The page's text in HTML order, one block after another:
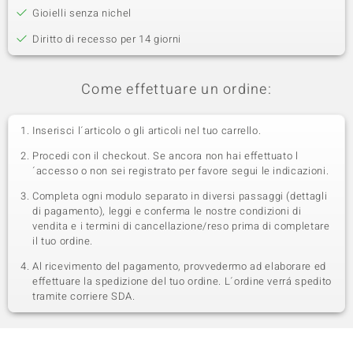
Gioielli senza nichel
Diritto di recesso per 14 giorni
Come effettuare un ordine:
Inserisci l´articolo o gli articoli nel tuo carrello.
Procedi con il checkout. Se ancora non hai effettuato l
´accesso o non sei registrato per favore segui le indicazioni.
Completa ogni modulo separato in diversi passaggi (dettagli
di pagamento), leggi e conferma le nostre condizioni di
vendita e i termini di cancellazione/reso prima di completare
il tuo ordine.
Al ricevimento del pagamento, provvedermo ad elaborare ed
effettuare la spedizione del tuo ordine. L´ordine verrá spedito
tramite corriere SDA.